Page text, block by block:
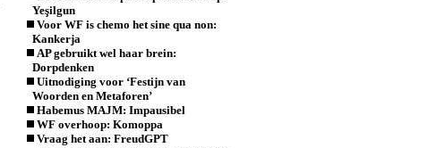
Yeşilgun
Voor WF is chemo het sine qua non:
Kankerja
AP gebruikt wel haar brein:
Dorpdenken
Uitnodiging voor ‘Festijn van
Woorden en Metaforen’
Habemus MAJM: Impausibel
WF overhoop: Komoppa
Vraag het aan: FreudGPT